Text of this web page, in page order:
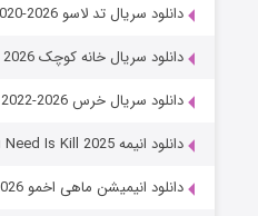
دانلود سریال تد لاسو Ted Lasso 2020-2026
دانلود سریال خانه کوچک Little House on the Prairie 2026
دانلود سریال خرس The Bear 2022-2026
دانلود انیمه All You Need Is Kill 2025
دانلود انیمیشن ماهی اخمو The Pout-Pout Fish 2026